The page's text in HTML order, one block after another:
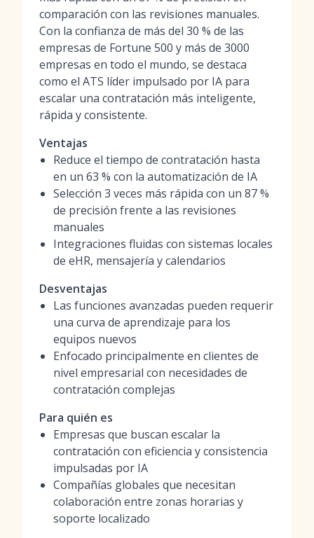
comparación con las revisiones manuales.
Con la confianza de más del 30 % de las
empresas de Fortune 500 y más de 3000
empresas en todo el mundo, se destaca
como el ATS líder impulsado por IA para
escalar una contratación más inteligente,
rápida y consistente.
Ventajas
Reduce el tiempo de contratación hasta
en un 63 % con la automatización de IA
Selección 3 veces más rápida con un 87 %
de precisión frente a las revisiones
manuales
Integraciones fluidas con sistemas locales
de eHR, mensajería y calendarios
Desventajas
Las funciones avanzadas pueden requerir
una curva de aprendizaje para los
equipos nuevos
Enfocado principalmente en clientes de
nivel empresarial con necesidades de
contratación complejas
Para quién es
Empresas que buscan escalar la
contratación con eficiencia y consistencia
impulsadas por IA
Compañías globales que necesitan
colaboración entre zonas horarias y
soporte localizado